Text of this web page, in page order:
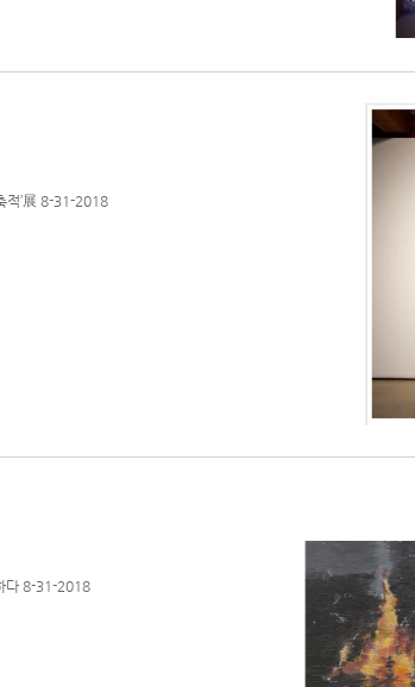
적’展 8-31-2018
다 8-31-2018